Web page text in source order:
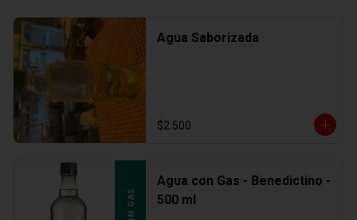
Agua Saborizada
$2.500
Agua con Gas - Benedictino -
500 ml